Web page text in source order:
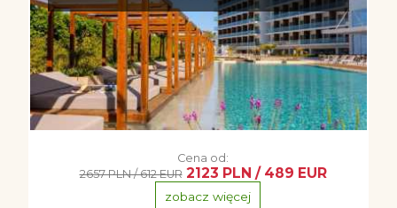
Cena od:
2657 PLN / 612 EUR 2123 PLN / 489 EUR
zobacz więcej